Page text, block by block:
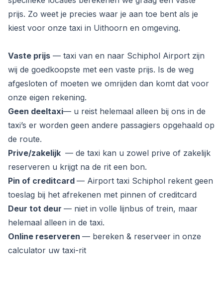
prijs. Zo weet je precies waar je aan toe bent als je
kiest voor onze taxi in Uithoorn en omgeving.
Vaste prijs — taxi van en naar Schiphol Airport zijn
wij de goedkoopste met een vaste prijs. Is de weg
afgesloten of moeten we omrijden dan komt dat voor
onze eigen rekening.
Geen deeltaxi— u reist helemaal alleen bij ons in de
taxi’s er worden geen andere passagiers opgehaald op
de route.
Prive/zakelijk — de taxi kan u zowel prive of zakelijk
reserveren u krijgt na de rit een bon.
Pin of creditcard — Airport taxi Schiphol rekent geen
toeslag bij het afrekenen met pinnen of creditcard
Deur tot deur — niet in volle lijnbus of trein, maar
helemaal alleen in de taxi.
Online reserveren — bereken & reserveer in onze
calculator uw taxi-rit